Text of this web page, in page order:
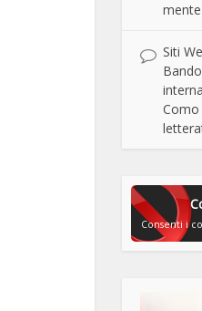
Siti
Como
Consenti i